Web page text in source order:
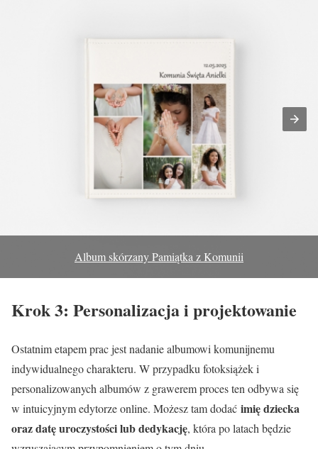
Album skórzany Pamiątka z Komunii
Krok 3: Personalizacja i projektowanie
Ostatnim etapem prac jest nadanie albumowi komunijnemu
indywidualnego charakteru. W przypadku fotoksiążek i
personalizowanych albumów z grawerem proces ten odbywa się
w intuicyjnym edytorze online. Możesz tam dodać imię dziecka
oraz datę uroczystości lub dedykację, która po latach będzie